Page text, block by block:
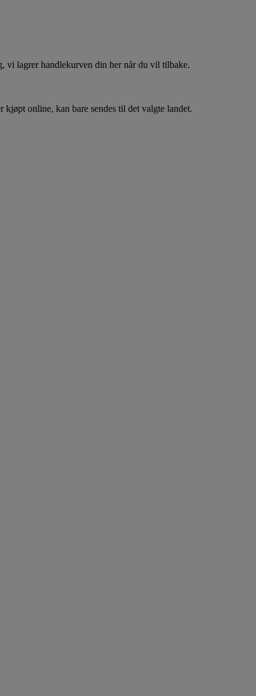
vi lagrer handlekurven din her når du vil tilbake.
online, kan bare sendes til det valgte landet.